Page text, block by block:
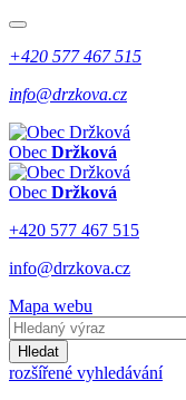
+420 577 467 515
info@drzkova.cz
Obec Držková
Obec Držková
+420 577 467 515
info@drzkova.cz
Mapa webu
Hledat
rozšířené vyhledávání